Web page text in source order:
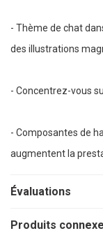
- Thème de chat
des illustrations
- Concentrez-vous
- Composantes de
augmentent la
Évaluations
Produits